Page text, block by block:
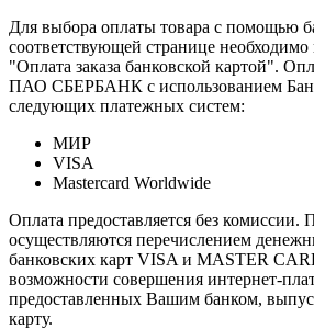
Для выбора оплаты товара с помощью
соответствующей странице
"Оплата заказа банковской картой".
ПАО СБЕРБАНК с использованием
следующих платежных систем:
МИР
VISA
Mastercard Worldwide
Оплата предоставляется без комиссии.
осуществляются перечислением
банковских карт VISA и MASTER
возможности совершения интернет-
предоставленных Вашим банком,
карту.